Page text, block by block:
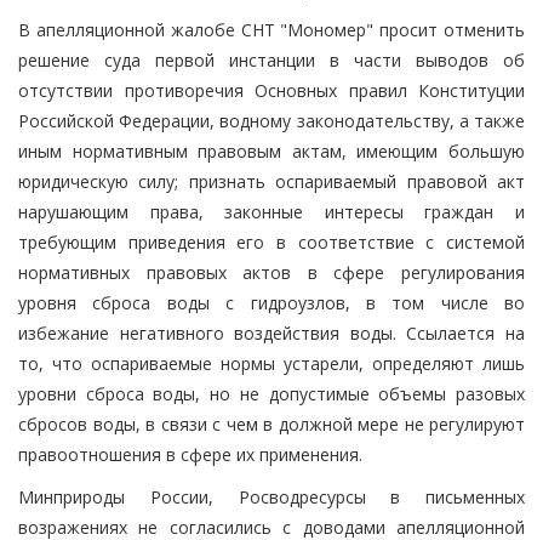
В апелляционной жалобе СНТ "Мономер" просит отменить
решение суда первой инстанции в части выводов об
отсутствии противоречия Основных правил Конституции
Российской Федерации, водному законодательству, а также
иным нормативным правовым актам, имеющим большую
юридическую силу; признать оспариваемый правовой акт
нарушающим права, законные интересы граждан и
требующим приведения его в соответствие с системой
нормативных правовых актов в сфере регулирования
уровня сброса воды с гидроузлов, в том числе во
избежание негативного воздействия воды. Ссылается на
то, что оспариваемые нормы устарели, определяют лишь
уровни сброса воды, но не допустимые объемы разовых
сбросов воды, в связи с чем в должной мере не регулируют
правоотношения в сфере их применения.
Минприроды России, Росводресурсы в письменных
возражениях не согласились с доводами апелляционной